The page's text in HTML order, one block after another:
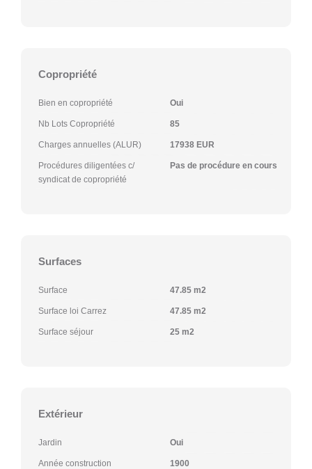
Copropriété
Bien en copropriété Oui
Nb Lots Copropriété 85
Charges annuelles (ALUR) 17938 EUR
Procédures diligentées c/
syndicat de copropriété
Pas de procédure en cours
Surfaces
Surface 47.85 m2
Surface loi Carrez 47.85 m2
Surface séjour 25 m2
Extérieur
Jardin Oui
Année construction 1900